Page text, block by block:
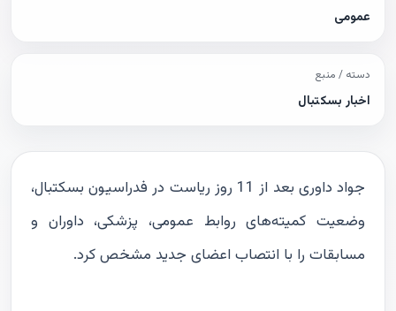
عمومی
دسته / منبع
اخبار بسکتبال
جواد داوری بعد از 11 روز ریاست در فدراسیون بسکتبال،
وضعیت کمیته‌های روابط عمومی، پزشکی، داوران و
مسابقات را با انتصاب اعضای جدید مشخص کرد.